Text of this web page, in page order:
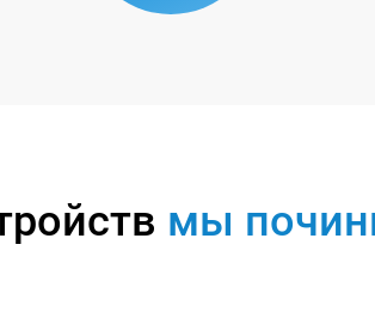
мы